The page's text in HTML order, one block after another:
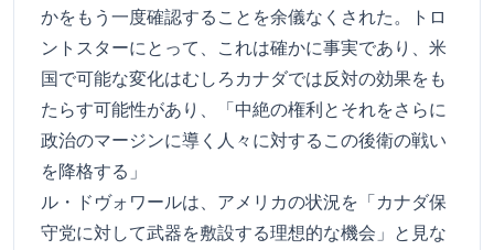
かをもう一度確認することを余儀なくされた。トロ
ントスターにとって、これは確かに事実であり、米
国で可能な変化はむしろカナダでは反対の効果をも
たらす可能性があり、「中絶の権利とそれをさらに
政治のマージンに導く人々に対するこの後衛の戦い
を降格する」
ル・ドヴォワールは、アメリカの状況を「カナダ保
守党に対して武器を敷設する理想的な機会」と見な